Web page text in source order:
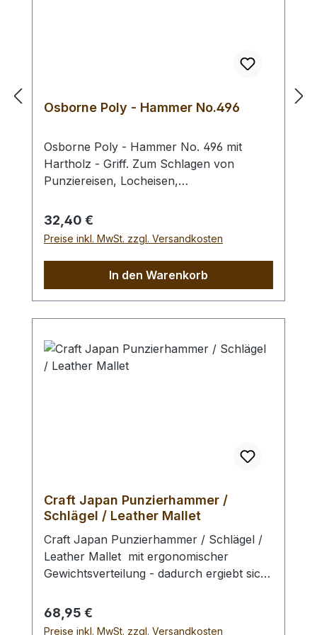
Osborne Poly - Hammer No.496
Osborne Poly - Hammer No. 496 mit
Hartholz - Griff. Zum Schlagen von
Punziereisen, Locheisen,
Schlagfläche. Wenig Rückschlag durch
schlagabsorbierenden Poly -
Hammerkopf. 240 gr Gesamtgewicht /
Regulärer Preis:
32,40 €
Preise inkl. MwSt. zzgl. Versandkosten
In den Warenkorb
Craft Japan Punzierhammer /
Schlägel / Leather Mallet
Craft Japan Punzierhammer / Schlägel /
Leather Mallet mit ergonomischer
Gewichtsverteilung - dadurch ergiebt sich
und ein exzellentes Schlagbild. Der extrem
schlagfeste Schlägel - Kopf besteht aus
Regulärer Preis:
68,95 €
Preise inkl. MwSt. zzgl. Versandkosten